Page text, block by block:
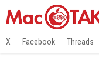
X Facebook Threads